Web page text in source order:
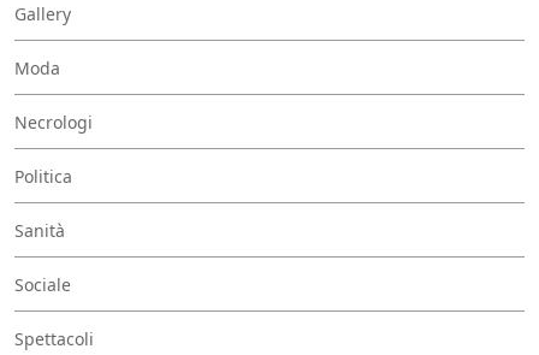
Gallery
Moda
Necrologi
Politica
Sanità
Sociale
Spettacoli